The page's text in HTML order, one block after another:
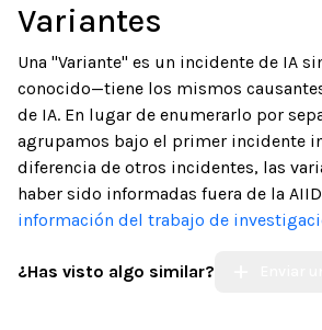
Variantes
Una "Variante" es un incidente de IA
conocido—tiene los mismos
de IA. En lugar de enumerarlo por
agrupamos bajo el primer incidente
diferencia de otros incidentes, las
haber sido informadas fuera de la
información del trabajo de
¿Has visto algo similar?